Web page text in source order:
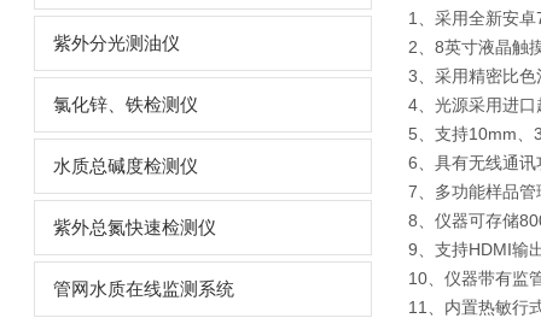
紫外分光测油仪
氯化锌、铁检测仪
水质总碱度检测仪
紫外总氮快速检测仪
管网水质在线监测系统
1、采用全新安
2、8英寸液晶触
3、采用精密比
4、光源采用进
5、支持10mm、
6、具有无线通
7、多功能样品
8、仪器可存储
9、支持HDMI输
10、仪器带有监
11、内置热敏行